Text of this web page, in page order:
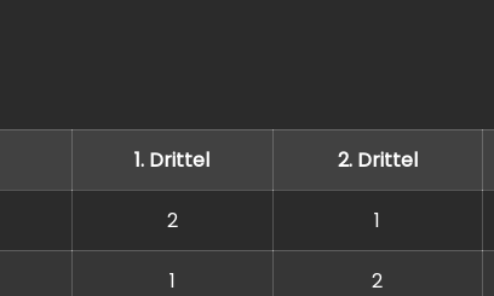
1. Drittel 2. Drittel
2 1
1 2